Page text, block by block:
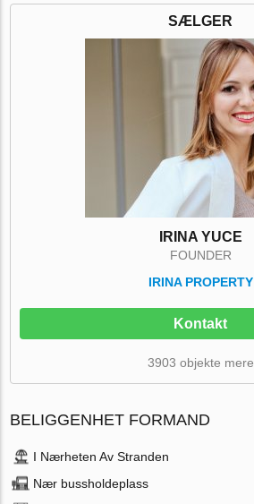
SÆLGER
IRINA YUCE
FOUNDER
IRINA PROPERTY
Kontakt
3903 objekte mere
BELIGGENHET FORMAND
I Nærheten Av Stranden
Nær bussholdeplass